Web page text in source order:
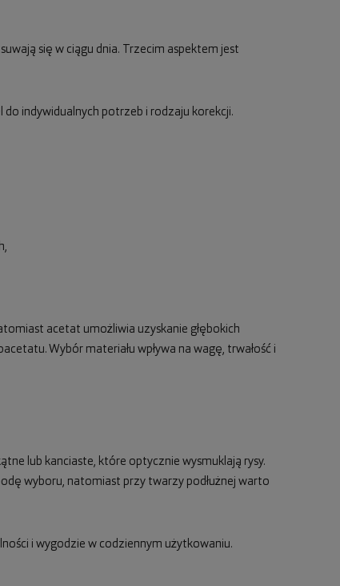
się w ciągu dnia. Trzecim aspektem jest
indywidualnych potrzeb i rodzaju korekcji.
acetat umożliwia uzyskanie głębokich
Wybór materiału wpływa na wagę, trwałość i
lub kanciaste, które optycznie wysmuklają rysy.
wyboru, natomiast przy twarzy podłużnej warto
i wygodzie w codziennym użytkowaniu.